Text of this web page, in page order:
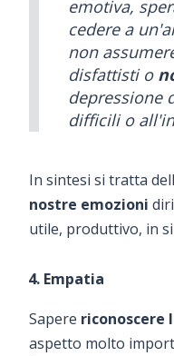
emotiva,
cedere a
non
disfattisti o
depressione
difficili o
In sintesi si tratta
nostre emozioni
utile, produttivo, in
4. Empatia
Sapere riconoscere
aspetto molto